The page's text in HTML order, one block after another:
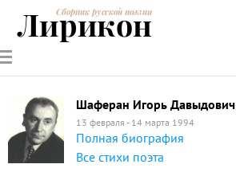
РУССКИЕ
ПОЭТЫ
СОВРЕМЕННИКИЭНЦИКЛОПЕДИЯ
ПОЭЗИИ
Сборник русской поэзии
Лирикон
Шаферан Игорь Давыдович
13 февраля - 14 марта 1994
Полная биография
Все стихи поэта